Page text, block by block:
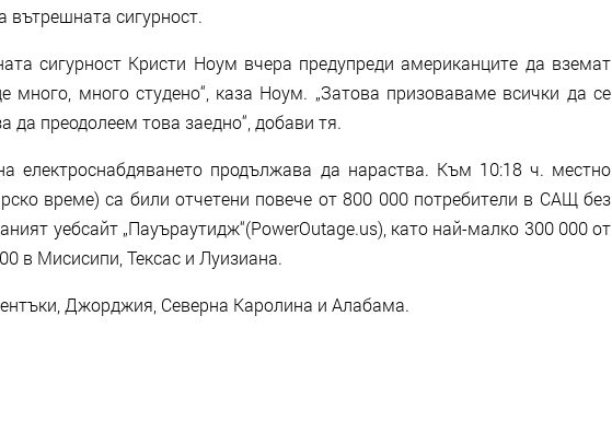
сигурност.
сигурност Кристи Ноум вчера предупреди американците да вземат
много, много студено“, каза Ноум. „Затова призоваваме всички да се
да преодолеем това заедно“, добави тя.
електроснабдяването продължава да нараства. Към 10:18 ч. местно
време) са били отчетени повече от 800 000 потребители в САЩ без
уебсайт „Пауъраутидж“(PowerOutage.us), като най-малко 300 000 от
в Мисисипи, Тексас и Луизиана.
Джорджия, Северна Каролина и Алабама.